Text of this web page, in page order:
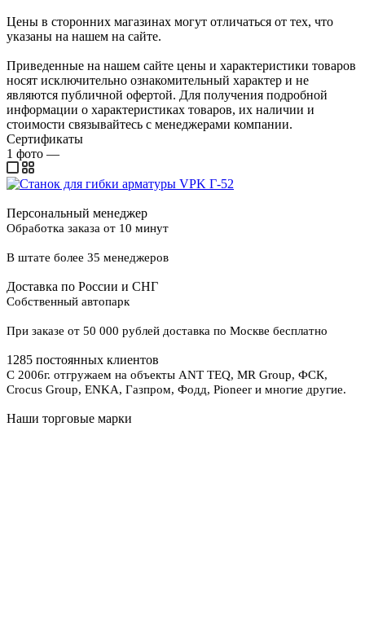
Цены в сторонних магазинах могут отличаться от тех, что
указаны на нашем на сайте.
Приведенные на нашем сайте цены и характеристики товаров
носят исключительно ознакомительный характер и не
являются публичной офертой. Для получения подробной
информации о характеристиках товаров, их наличии и
стоимости связывайтесь с менеджерами компании.
Сертификаты
1 фото —
Персональный менеджер
Обработка заказа от 10 минут
В штате более 35 менеджеров
Доставка по России и СНГ
Собственный автопарк
При заказе от 50 000 рублей доставка по Москве бесплатно
1285 постоянных клиентов
С 2006г. отгружаем на объекты ANT TEQ, MR Group, ФСК,
Crocus Group, ENKA, Газпром, Фодд, Pioneer и многие другие.
Наши торговые марки